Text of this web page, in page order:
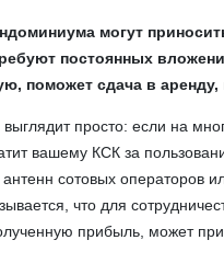
могут
постоянных
поможет сдача в
просто: если на
вашему КСК за
сотовых операторов
что для
прибыль, может